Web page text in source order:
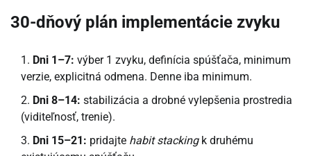
30-dňový plán implementácie zvyku
Dni 1–7: výber 1 zvyku, definícia spúšťača, minimum
verzie, explicitná odmena. Denne iba minimum.
Dni 8–14: stabilizácia a drobné vylepšenia prostredia
(viditeľnosť, trenie).
Dni 15–21: pridajte habit stackingk druhému